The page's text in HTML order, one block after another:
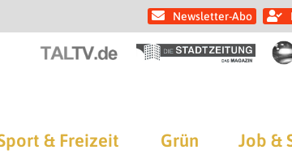
Newsletter-Abo
& Freizeit Grün Job &